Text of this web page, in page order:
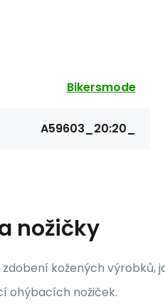
Bikersmode
A59603_20:20_
nožičky
kožených výrobků,
ohýbacích nožiček.